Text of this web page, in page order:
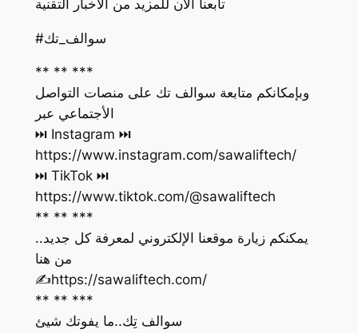
تابعنا الان للمزيد من الاخبار التقنية
#سوالف_تك
** ** ***
وبإمكانكم متابعة سوالف تك على منصات التواصل
الأجتماعي عبر
https://www.instagram.com/sawaliftech/
https://www.tiktok.com/@sawaliftech
** ** ***
يمكنكم زيارة موقعنا الإلكتروني لمعرفة كل جديد..
من هنا
‏✍️https://sawaliftech.com/
** ** ***
سوالف تِك..ما يفوتك شيئ